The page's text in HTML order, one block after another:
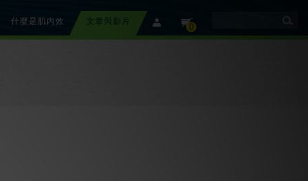
cart 0
member
什麼是肌內效
文章與影片